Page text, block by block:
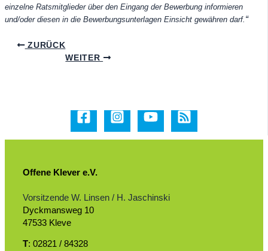
einzelne Ratsmitglieder über den Eingang der Bewerbung informieren
und/oder diesen in die Bewerbungsunterlagen Einsicht gewähren darf. “
ZURÜCK
WEITER
Offene Klever e.V.
Vorsitzende W. Linsen / H. Jaschinski
Dyckmansweg 10
47533 Kleve
T: 02821 / 84328